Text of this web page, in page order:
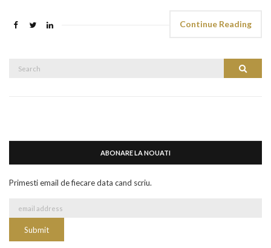
Continue Reading
Search
ABONARE LA NOUATI
Primesti email de fiecare data cand scriu.